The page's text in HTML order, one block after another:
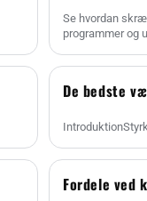
Se hvordan
programmer og
De bedste
Fordele ved